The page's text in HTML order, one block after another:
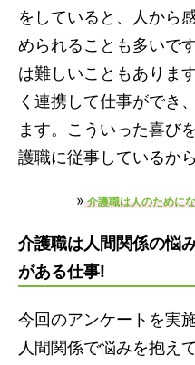
をしていると、人から
められることも多いで
は難しいこともありま
く連携して仕事ができ
ます。こういった喜び
護職に従事しているか
» 介護職は人のために
介護職は人間関係の悩
がある仕事!
今回のアンケートを実
人間関係で悩みを抱え